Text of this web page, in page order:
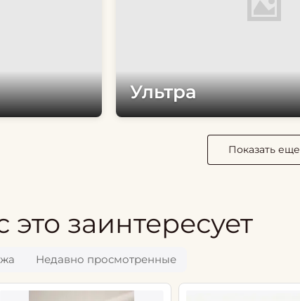
Ультра
Показать еще
заинтересует
Недавно просмотренные